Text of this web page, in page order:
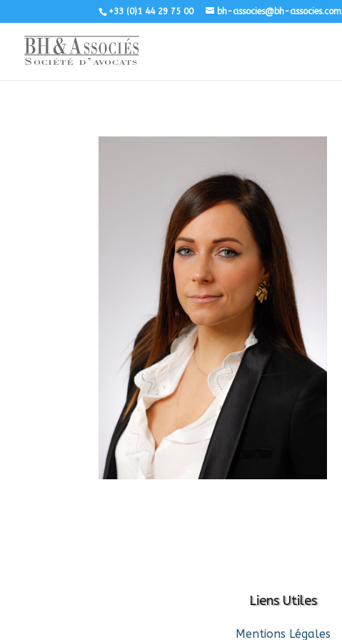
+33 (0)1 44 29 75 00 bh-associes@bh-associes.com
Liens Utiles
Mentions Légales